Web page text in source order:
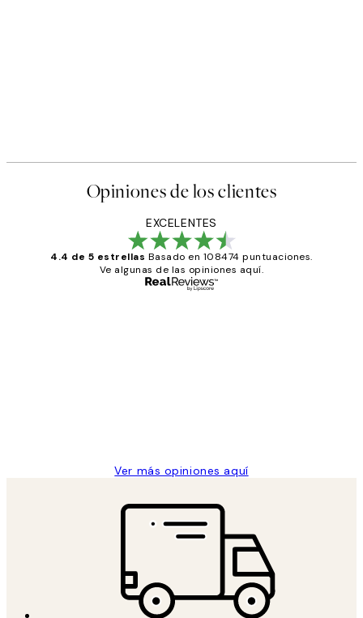
Opiniones de los clientes
EXCELENTES
4.4 de 5 estrellas Basado en 108474 puntuaciones.
Ve algunas de las opiniones aquí.
Ver más opiniones aquí